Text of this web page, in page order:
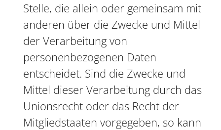
Stelle, die allein oder gemeinsam mit
anderen über die Zwecke und Mittel
der Verarbeitung von
personenbezogenen Daten
entscheidet. Sind die Zwecke und
Mittel dieser Verarbeitung durch das
Unionsrecht oder das Recht der
Mitgliedstaaten vorgegeben, so kann